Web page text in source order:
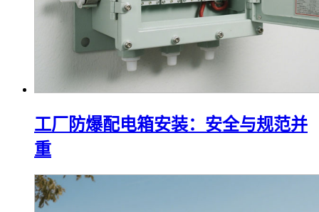
工厂防爆配电箱安装：安全与规范并
重